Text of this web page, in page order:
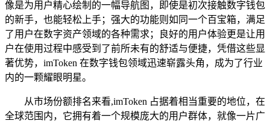
像是为用户精心绘制的一幅导航图，即使是初次接触数字钱包
的新手，也能轻松上手；强大的功能则如同一个百宝箱，满足
了用户在数字资产领域的各种需求；良好的用户体验更是让用
户在使用过程中感受到了前所未有的舒适与便捷，凭借这些显
著优势，imToken 在数字钱包领域迅速崭露头角，成为了行业
内的一颗耀眼明星。
从市场份额排名来看,imToken 占据着相当重要的地位，在
全球范围内，它拥有着一个规模庞大的用户群体，就像一片广